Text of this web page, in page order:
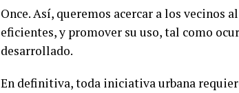
Once. Así, queremos acercar a los
eficientes, y promover su uso, tal como
desarrollado.
En definitiva, toda iniciativa urbana